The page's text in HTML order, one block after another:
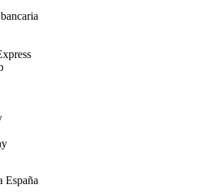
España